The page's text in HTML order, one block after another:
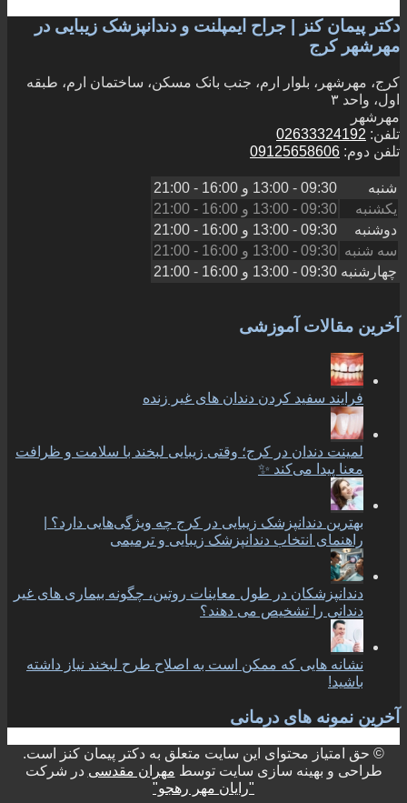
دکتر پیمان کنز | جراح ایمپلنت و دندانپزشک زیبایی در
مهرشهر کرج
کرج، مهرشهر، بلوار ارم، جنب بانک مسکن، ساختمان ارم، طبقه
اول، واحد ۳
مهرشهر
تلفن: 02633324192
تلفن دوم: 09125658606
شنبه 09:30 - 13:00 و 16:00 - 21:00
یکشنبه
09:30 - 13:00 و 16:00 - 21:00
دوشنبه
09:30 - 13:00 و 16:00 - 21:00
سه شنبه 09:30 - 13:00 و 16:00 - 21:00
چهارشنبه 09:30 - 13:00 و 16:00 - 21:00
آخرین مقالات آموزشی
فرایند سفید کردن دندان های غیر زنده
لمینت دندان در کرج؛ وقتی زیبایی لبخند با سلامت و ظرافت
معنا پیدا می‌کند ✨
بهترین دندانپزشک زیبایی در کرج چه ویژگی‌هایی دارد؟ |
راهنمای انتخاب دندانپزشک زیبایی و ترمیمی
دندانپزشکان در طول معاینات روتین، چگونه بیماری های غیر
دندانی را تشخیص می دهند؟
نشانه هایی که ممکن است به اصلاح طرح لبخند نیاز داشته
باشید!
آخرین نمونه های درمانی
© حق امتیاز محتوای این سایت متعلق به دکتر پیمان کنز است.
طراحی و بهینه سازی سایت توسط مهران مقدسی در شرکت
"رایان مهر رهجو"